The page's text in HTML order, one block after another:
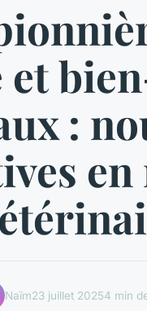
:
en
Naïm23 juillet 20254 min